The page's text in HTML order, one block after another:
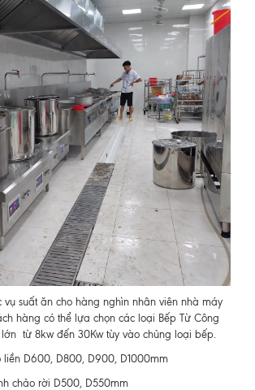
suất ăn cho hàng nghìn nhân viên nhà máy
hàng có thể lựa chọn các loại Bếp Từ Công
từ 8kw đến 30Kw tùy vào chủng loại bếp.
liền D600, D800, D900, D1000mm
chảo rời D500, D550mm